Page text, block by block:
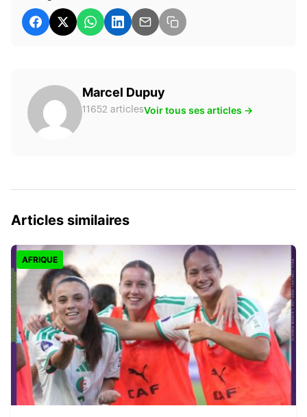
Marcel Dupuy
11652 articlesVoir tous ses articles →
Articles similaires
AFRIQUE